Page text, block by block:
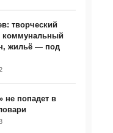
творческий
коммунальный
жильё — под
не попадет в